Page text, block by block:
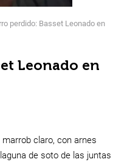
perdido: Basset Leonado en
Leonado en
claro, con arnes
de soto de las juntas